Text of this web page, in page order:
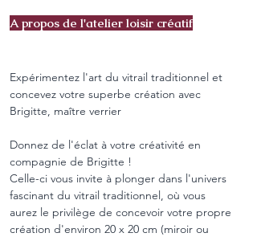
A propos de l'atelier loisir créatif
Expérimentez l'art du vitrail traditionnel et
concevez votre superbe création avec
Brigitte, maître verrier
Donnez de l'éclat à votre créativité en
compagnie de Brigitte !
Celle-ci vous invite à plonger dans l'univers
fascinant du vitrail traditionnel, où vous
aurez le privilège de concevoir votre propre
création d'environ 20 x 20 cm (miroir ou